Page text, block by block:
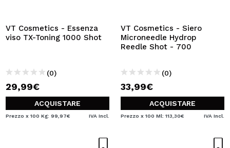
VT Cosmetics - Essenza
viso TX-Toning 1000 Shot
(0)
29,99€
ACQUISTARE
Prezzo x 100 Kg: 99,97€ IVA Incl.
VT Cosmetics - Siero
Microneedle Hydrop
Reedle Shot - 700
(0)
33,99€
ACQUISTARE
Prezzo x 100 Ml: 113,30€ IVA Incl.